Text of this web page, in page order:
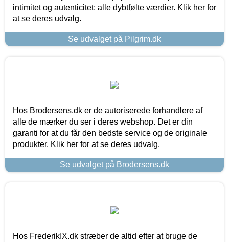
intimitet og autenticitet; alle dybtfølte værdier. Klik her for
at se deres udvalg.
Se udvalget på Pilgrim.dk
Hos Brodersens.dk er de autoriserede forhandlere af
alle de mærker du ser i deres webshop. Det er din
garanti for at du får den bedste service og de originale
produkter. Klik her for at se deres udvalg.
Se udvalget på Brodersens.dk
Hos FrederikIX.dk stræber de altid efter at bruge de